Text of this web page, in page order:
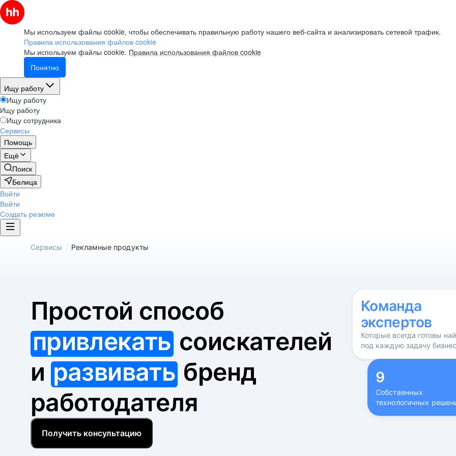
Мы используем файлы cookie, чтобы обеспечивать правильную работу нашего веб-сайта и анализировать сетевой трафик.
Правила использования файлов cookie
Мы используем файлы cookie. Правила использования файлов cookie
Понятно
Ищу работу
Ищу работу
Ищу работу
Ищу сотрудника
Сервисы
Помощь
Ещё
Поиск
Белица
Войти
Войти
Создать резюме
Сервисы / Рекламные продукты
Простой способ
привлекатьсоискателей
и развивать бренд
работодателя
Получить консультацию
Команда
экспертов
Которые всегда готовы
под каждую задачу
9
Собственных
технологичных